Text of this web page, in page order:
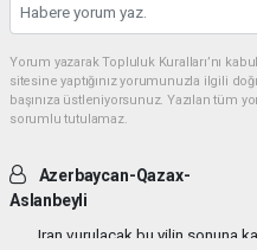
Yorum yazarak Topluluk Kuralları’nı
sitesine yaptığınız yorumunuzla ilgili
başınıza üstleniyorsunuz. Yazılan tüm
sorumlu tutulamaz.
Azerbaycan-Qazax-
Aslanbeyli
Iran vurulacak bu yilin sonuna